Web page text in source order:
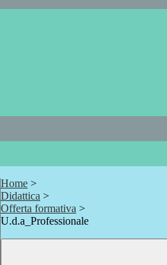
Home >
Didattica >
Offerta formativa >
U.d.a_Professionale